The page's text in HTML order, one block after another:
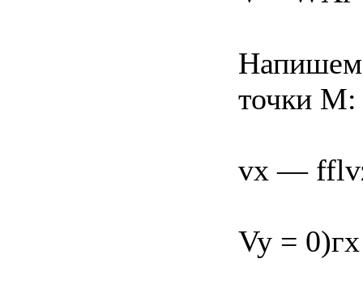
Напишем
точки М:
vx —
Vy =